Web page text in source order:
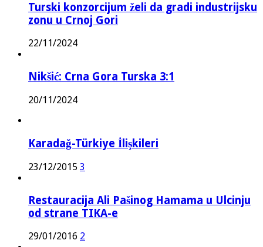
Turski konzorcijum želi da gradi industrijsku
zonu u Crnoj Gori
22/11/2024
Nikšić: Crna Gora Turska 3:1
20/11/2024
Karadağ-Türkiye İlişkileri
23/12/2015 3
Restauracija Ali Pašinog Hamama u Ulcinju
od strane TIKA-e
29/01/2016 2